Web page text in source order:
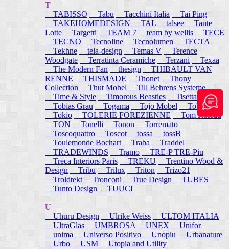
T
TABISSO
Tabu Tacchini Italia
Tai Ping
TAKEHOMEDESIGN
TAL talsee
Tante
Lotte
Targetti TEAM 7 team by wellis
TECE
TECNO
Tecnoline Tecnolumen
TECTA
Tekhne
tela-design Temas V
Terence
Woodgate
Terratinta Ceramiche Terzani
Texaa
The Modern Fan
thesign
THIBAULT VAN
RENNE
THISMADE Thonet
Thony
Collection
Thut Mobel
Till Behrens Systeme
Time & Style
Timorous Beasties
Tisettanta
Tobias Grau
Togama Tojo Mobel
Token
Tokio
TOLERIE FOREZIENNE
Tom Rossau
TON
Tonelli Tonon
Torremato
Toscoquattro
Toscot tossa
tossB
Toulemonde Bochart
Traba
Traddel
TRADEWINDS
Tramo
TRE-P TRE-Piu
Treca Interiors Paris
TREKU
Trentino Wood &
Design
Tribu Trilux Triton
Trizo21
Troldtekt Tronconi True Design
TUBES
Tunto Design
TUUCI
U
Uhuru Design
Ulrike Weiss
ULTOM ITALIA
UltraGlas
UMBROSA UNEX
Unifor
unima
Universo Positivo Unopiu
Urbanature
Urbo
USM Utopia and Utility